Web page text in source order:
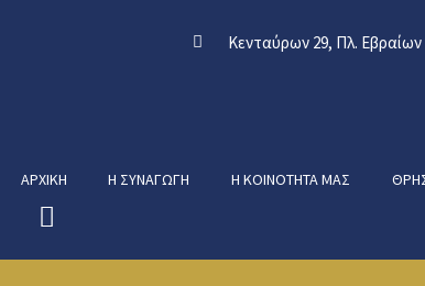
Κενταύρων 29, Πλ.
ΑΡΧΙΚΉ Η ΣΥΝΑΓΩΓΉ Η ΚΟΙΝΌΤΗΤΑ ΜΑΣ